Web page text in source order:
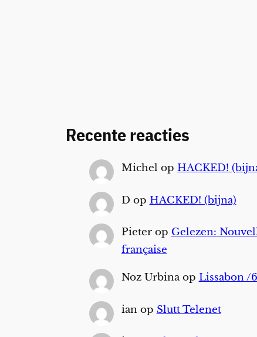
Recente reacties
Michel op HACKED!
D op HACKED! (bijna)
Pieterop Gelezen:
française
Noz Urbinaop Lissabon /
ianop Slutt Telenet